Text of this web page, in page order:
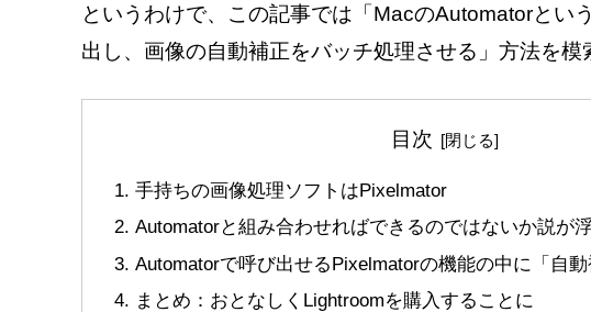
というわけで、この記事では「MacのAutomatorとい
出し、画像の自動補正をバッチ処理させる」方法を模
目次
手持ちの画像処理ソフトはPixelmator
Automatorと組み合わせればできるのではないか説が
Automatorで呼び出せるPixelmatorの機能の中に「自
まとめ：おとなしくLightroomを購入することに